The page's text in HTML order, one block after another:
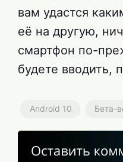
вам удастся
её на другую,
смартфон по-
будете вводить,
Android 10 Бета-